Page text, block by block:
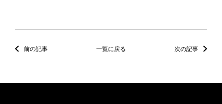
前の記事 一覧に戻る 次の記事